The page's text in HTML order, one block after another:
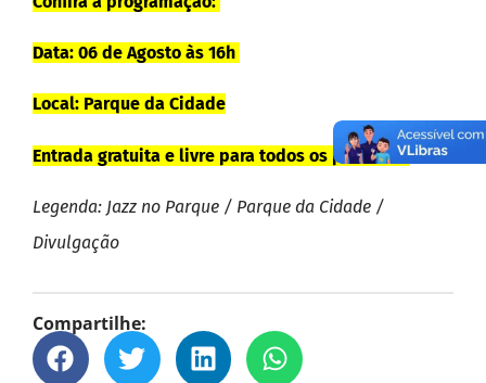
Data: 06 de Agosto às 16h
Local: Parque da Cidade
Entrada gratuita e livre para todos os públicos.
Legenda: Jazz no Parque / Parque da Cidade /
Divulgação
Compartilhe: